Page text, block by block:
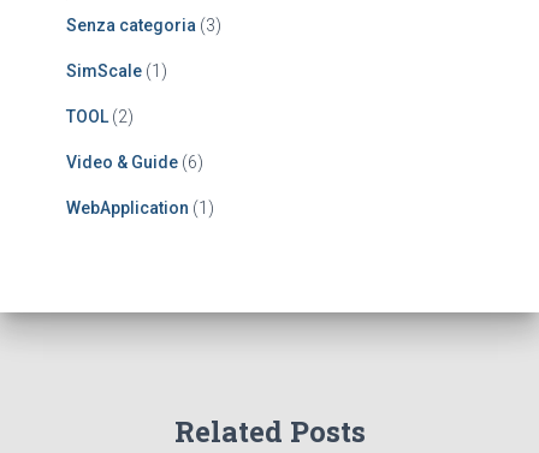
Senza categoria (3)
SimScale (1)
TOOL (2)
Video & Guide (6)
WebApplication (1)
Related Posts